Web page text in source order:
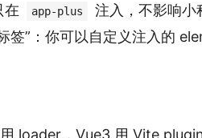
在
app-plus
注入，不影响小
签”：你可以自定义注入的
loader，Vue3 用 Vite plugin